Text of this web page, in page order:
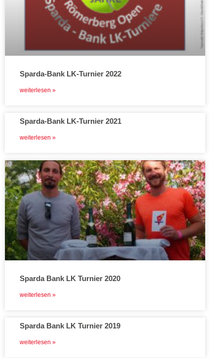
Sparda-Bank LK-Turnier 2022
weiterlesen »
Sparda-Bank LK-Turnier 2021
weiterlesen »
Sparda Bank LK Turnier 2020
weiterlesen »
Sparda Bank LK Turnier 2019
weiterlesen »